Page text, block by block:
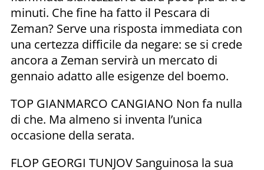
minuti. Che fine ha fatto il Pescara di
Zeman? Serve una risposta immediata con
una certezza difficile da negare: se si crede
ancora a Zeman servirà un mercato di
gennaio adatto alle esigenze del boemo.
TOP GIANMARCO CANGIANO Non fa nulla
di che. Ma almeno si inventa l’unica
occasione della serata.
FLOP GEORGI TUNJOV Sanguinosa la sua